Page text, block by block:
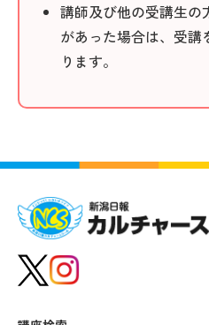
講師及び他の受講生の
があった場合は、受講
ります。